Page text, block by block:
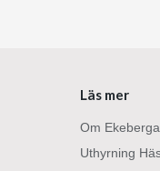
Läs mer
Om
Uthyrning